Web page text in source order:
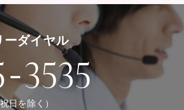
ーダイヤル
-3535
日を除く）